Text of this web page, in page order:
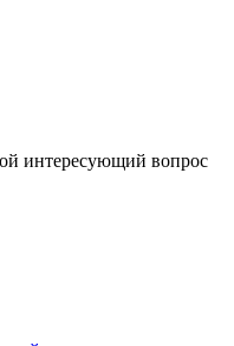
интересующий вопрос